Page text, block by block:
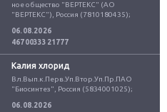
ное общество "ВЕРТЕКС" (АО
"ВЕРТЕКС"), Россия (7810180435);
06.08.2026
4670033321777
Калия хлорид
Вл.Вып.к.Перв.Уп.Втор.Уп.Пр.ПАО
"Биосинтез", Россия (5834001025);
06.08.2026